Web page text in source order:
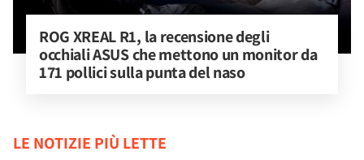
ROG XREAL R1, la recensione degli
occhiali ASUS che mettono un monitor da
171 pollici sulla punta del naso
LE NOTIZIE PIÙ LETTE